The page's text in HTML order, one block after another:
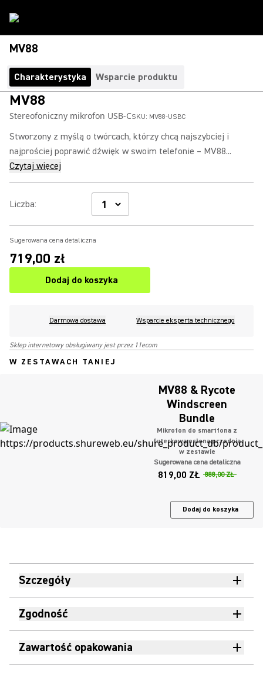
MV88
Charakterystyka Wsparcie produktu
MV88
Stereofoniczny mikrofon USB-CSKU: MV88-USBC
Stworzony z myślą o twórcach, którzy chcą najszybciej i
najprościej poprawić dźwięk w swoim telefonie – MV88...
Czytaj więcej
Liczba:
Sugerowana cena detaliczna
719,00 zł
Dodaj do koszyka
Darmowa dostawa Wsparcie eksperta technicznego
Sklep internetowy obsługiwany jest przez 11ecom
W ZESTAWACH TANIEJ
MV88 & Rycote
Windscreen
Bundle
Mikrofon do smartfona z
futerkową osłoną przednią
w zestawie
Sugerowana cena detaliczna
819,00 ZŁ 888,00 ZŁ
Dodaj do koszyka
Szczegóły
Zgodność
Zawartość opakowania